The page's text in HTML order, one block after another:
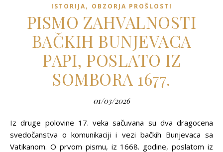
ISTORIJA, OBZORJA PROŠLOSTI
PISMO ZAHVALNOSTI
BAČKIH BUNJEVACA
PAPI, POSLATO IZ
SOMBORA 1677.
01/03/2026
Iz druge polovine 17. veka sačuvana su dva dragocena
svedočanstva o komunikaciji i vezi bačkih Bunjevaca sa
Vatikanom. O prvom pismu, iz 1668. godine, poslatom iz